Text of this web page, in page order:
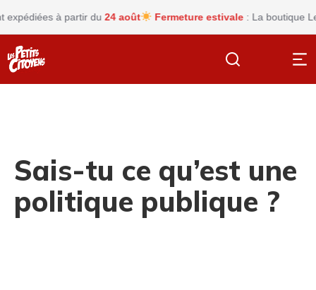
à partir du 24 août Fermeture estivale: La boutique Les
Sais-tu ce qu’est une
politique publique ?